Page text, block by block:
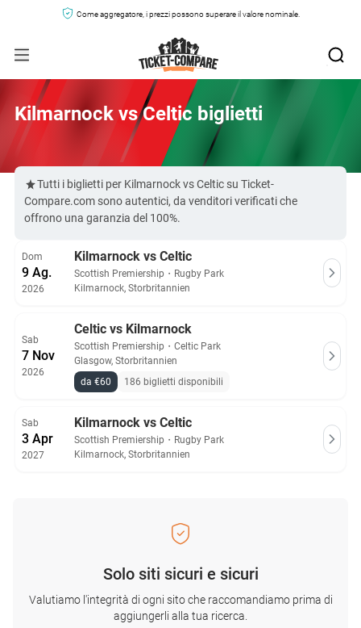
Come aggregatore, i prezzi possono superare il valore nominale.
Kilmarnock vs Celtic biglietti
Tutti i biglietti per Kilmarnock vs Celtic su Ticket-
Compare.com sono autentici, da venditori verificati che
offrono una garanzia del 100%.
Dom
9 Ag.
2026
Kilmarnock vs Celtic
Scottish Premiership ・ Rugby Park
Kilmarnock, Storbritannien
Sab
7 Nov
2026
Celtic vs Kilmarnock
Scottish Premiership ・ Celtic Park
Glasgow, Storbritannien
da €60
186 biglietti disponibili
Sab
3 Apr
2027
Kilmarnock vs Celtic
Scottish Premiership ・ Rugby Park
Kilmarnock, Storbritannien
Solo siti sicuri e sicuri
Valutiamo l'integrità di ogni sito che raccomandiamo prima di
aggiungerli alla tua ricerca.